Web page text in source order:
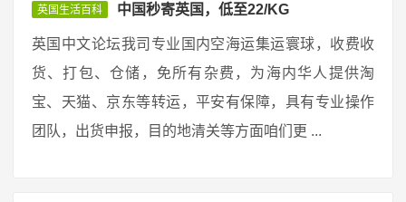
英国生活百科 中国秒寄英国，低至22/KG
英国中文论坛我司专业国内空海运集运寰球，收费收
货、打包、仓储，免所有杂费，为海内华人提供淘
宝、天猫、京东等转运，平安有保障，具有专业操作
团队，出货申报，目的地清关等方面咱们更 ...